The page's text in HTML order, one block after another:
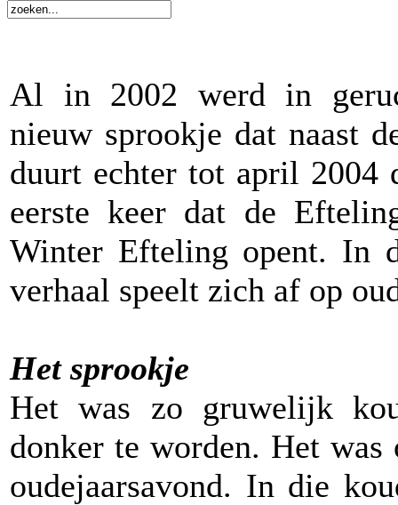
Al in 2002 werd in
nieuw sprookje dat naast
duurt echter tot april 2004
eerste keer dat de
Winter Efteling opent. In
verhaal speelt zich af op
Het sprookje
Het was zo gruwelijk
donker te worden. Het
oudejaarsavond. In die